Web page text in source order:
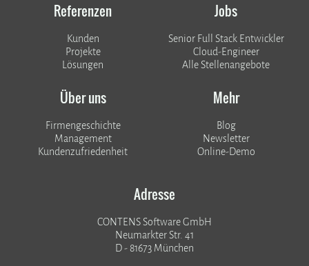
Referenzen
Kunden
​​​​​​​Projekte
Lösungen
Jobs
Senior Full Stack Entwickler
Cloud-Engineer
Alle Stellenangebote
Über uns
Firmengeschichte
Management
Kundenzufriedenheit
Mehr
Blog
Newsletter
Online-Demo
Adresse
CONTENS Software GmbH
Neumarkter Str. 41
D - 81673 München